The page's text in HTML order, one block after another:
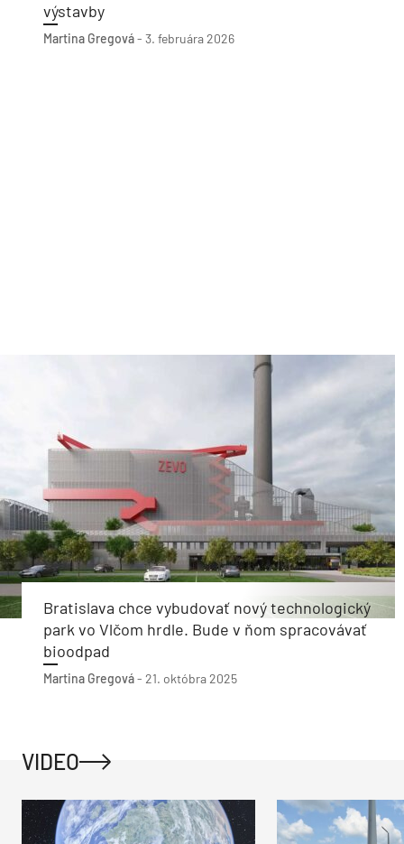
výstavby
Martina Gregová- 3. februára 2026
Bratislava chce vybudovať nový technologický
park vo Vlčom hrdle. Bude v ňom spracovávať
bioodpad
Martina Gregová- 21. októbra 2025
VIDEO